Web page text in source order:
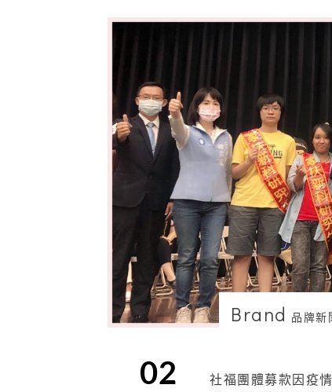
Brand 品牌新
02 社福團體募款因疫